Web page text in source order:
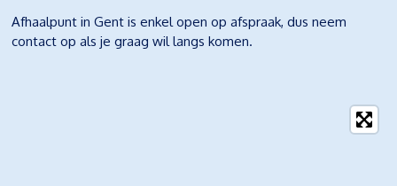
Afhaalpunt in Gent is enkel open op afspraak, dus neem
contact op als je graag wil langs komen.